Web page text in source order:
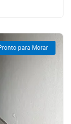
para Morar